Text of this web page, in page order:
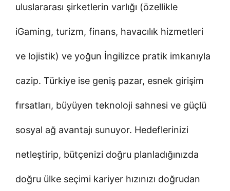
uluslararası şirketlerin varlığı (özellikle
iGaming, turizm, finans, havacılık hizmetleri
ve lojistik) ve yoğun İngilizce pratik imkanıyla
cazip. Türkiye ise geniş pazar, esnek girişim
fırsatları, büyüyen teknoloji sahnesi ve güçlü
sosyal ağ avantajı sunuyor. Hedeflerinizi
netleştirip, bütçenizi doğru planladığınızda
doğru ülke seçimi kariyer hızınızı doğrudan